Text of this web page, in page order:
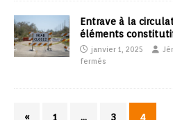
Entrave à la
éléments
janvier 1, 2025
fermés
« 1 … 3 4